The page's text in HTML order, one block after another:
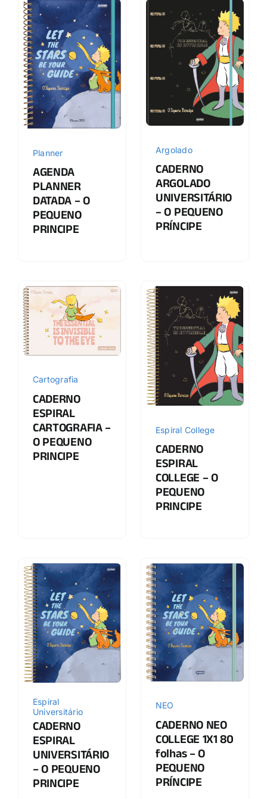
Planner
AGENDA
PLANNER
DATADA – O
PEQUENO
PRINCIPE
Argolado
CADERNO
ARGOLADO
UNIVERSITÁRIO
– O PEQUENO
PRÍNCIPE
Cartografia
CADERNO
ESPIRAL
CARTOGRAFIA –
O PEQUENO
PRINCIPE
Espiral College
CADERNO
ESPIRAL
COLLEGE – O
PEQUENO
PRINCIPE
Espiral
Universitário
CADERNO
ESPIRAL
UNIVERSITÁRIO
– O PEQUENO
PRINCIPE
NEO
CADERNO NEO
COLLEGE 1X1 80
folhas – O
PEQUENO
PRÍNCIPE